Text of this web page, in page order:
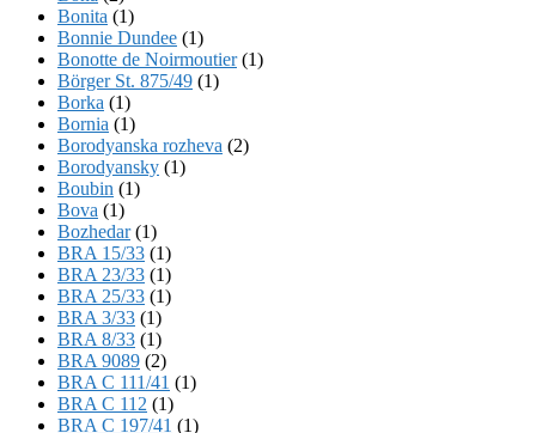
Bonita (1)
Bonnie Dundee (1)
Bonotte de Noirmoutier(1)
Börger St. 875/49 (1)
Borka (1)
Bornia (1)
Borodyanska rozheva (2)
Borodyansky (1)
Boubin (1)
Bova (1)
Bozhedar(1)
BRA 15/33 (1)
BRA 23/33 (1)
BRA 25/33 (1)
BRA 3/33 (1)
BRA 8/33 (1)
BRA 9089 (2)
BRA C 111/41 (1)
BRA C 112 (1)
BRA C 197/41 (1)